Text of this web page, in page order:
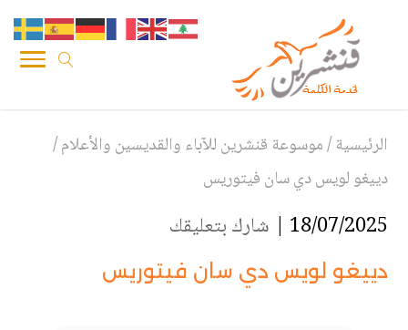
الرئيسية/موسوعة قنشرين للآباء والقديسين والأعلام/
دييغو لويس دي سان فيتوريس
18/07/2025 | شارك بتعليقك
دييغو لويس دي سان فيتوريس